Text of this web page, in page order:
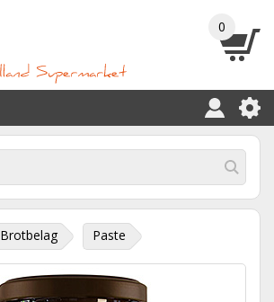
0
Brotbelag Paste